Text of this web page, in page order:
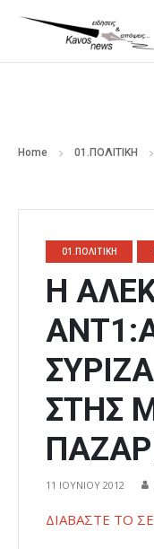
Home 01.ΠΟΛΙΤΙΚΗ
01.ΠΟΛΙΤΙΚΗ
Η
ΣΤΗΣ
11 ΙΟΥΝΊΟΥ 2012
ΔΙΑΒΑΣΤΕ ΤΟ